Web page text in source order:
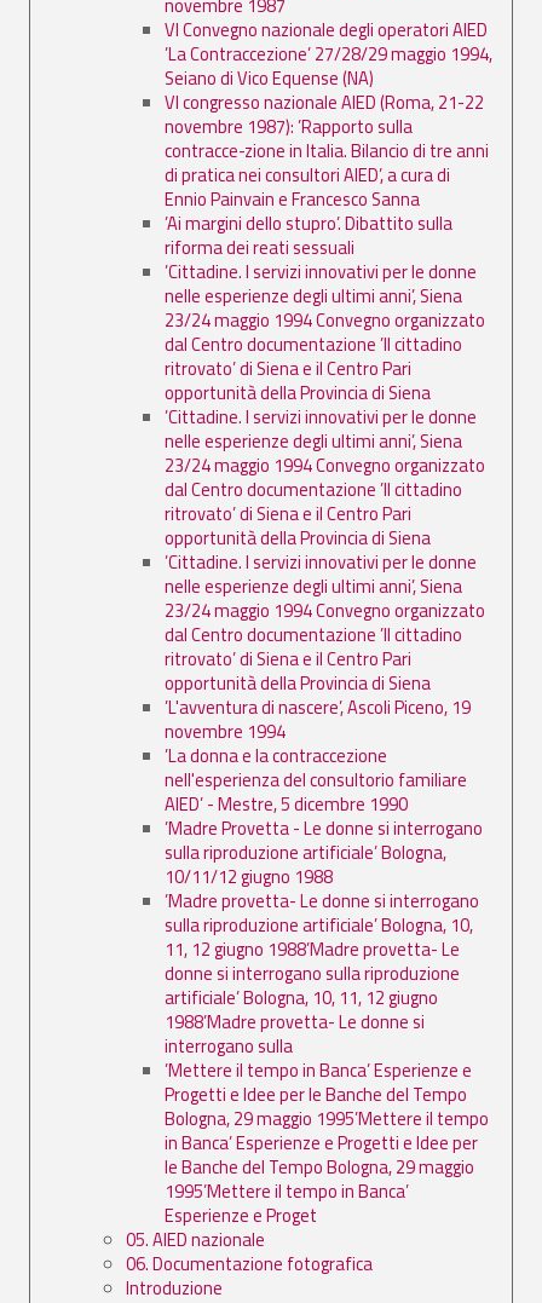
VI Convegno nazionale degli operatori AIED
’La Contraccezione’ 27/28/29 maggio 1994,
Seiano di Vico Equense (NA)
VI congresso nazionale AIED (Roma, 21-22
novembre 1987): ’Rapporto sulla
contracce-zione in Italia. Bilancio di tre anni
di pratica nei consultori AIED’, a cura di
Ennio Painvain e Francesco Sanna
’Ai margini dello stupro’. Dibattito sulla
riforma dei reati sessuali
’Cittadine. I servizi innovativi per le donne
nelle esperienze degli ultimi anni’, Siena
23/24 maggio 1994 Convegno organizzato
dal Centro documentazione ’Il cittadino
ritrovato’ di Siena e il Centro Pari
opportunità della Provincia di Siena
’Cittadine. I servizi innovativi per le donne
nelle esperienze degli ultimi anni’, Siena
23/24 maggio 1994 Convegno organizzato
dal Centro documentazione ’Il cittadino
ritrovato’ di Siena e il Centro Pari
opportunità della Provincia di Siena
’Cittadine. I servizi innovativi per le donne
nelle esperienze degli ultimi anni’, Siena
23/24 maggio 1994 Convegno organizzato
dal Centro documentazione ’Il cittadino
ritrovato’ di Siena e il Centro Pari
opportunità della Provincia di Siena
’L'avventura di nascere’, Ascoli Piceno, 19
novembre 1994
’La donna e la contraccezione
nell'esperienza del consultorio familiare
AIED’ - Mestre, 5 dicembre 1990
’Madre Provetta - Le donne si interrogano
sulla riproduzione artificiale’ Bologna,
10/11/12 giugno 1988
’Madre provetta- Le donne si interrogano
sulla riproduzione artificiale’ Bologna, 10,
11, 12 giugno 1988’Madre provetta- Le
donne si interrogano sulla riproduzione
artificiale’ Bologna, 10, 11, 12 giugno
1988’Madre provetta- Le donne si
interrogano sulla
’Mettere il tempo in Banca’ Esperienze e
Progetti e Idee per le Banche del Tempo
Bologna, 29 maggio 1995’Mettere il tempo
in Banca’ Esperienze e Progetti e Idee per
le Banche del Tempo Bologna, 29 maggio
1995’Mettere il tempo in Banca’
Esperienze e Proget
05. AIED nazionale
06. Documentazione fotografica
Introduzione